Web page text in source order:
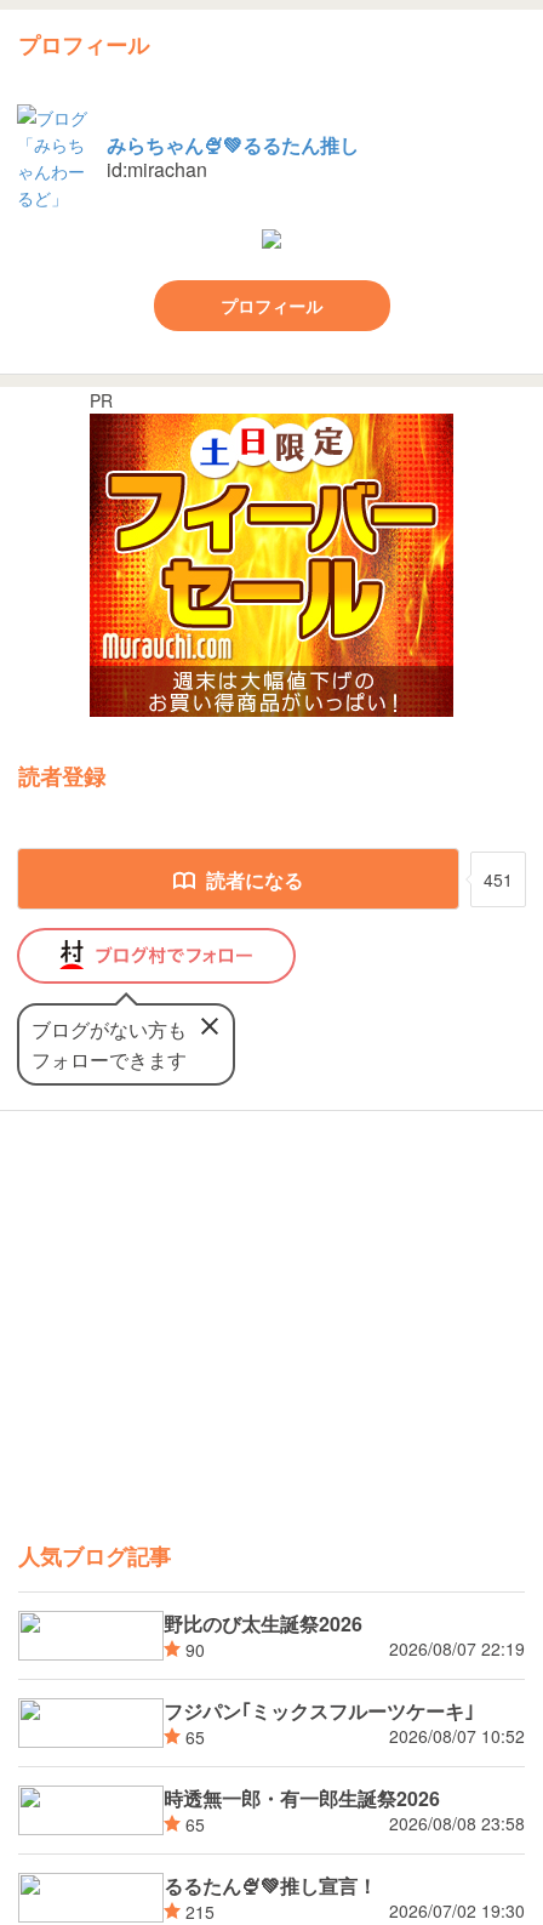
プロフィール
みらちゃん🍨💚るるたん推し
id:mirachan
プロフィール
PR
読者登録
読者になる 451
ブログがない方も
フォローできます
人気ブログ記事
野比のび太生誕祭2026
90 2026/08/07 22:19
フジパン｢ミックスフルーツケーキ｣
65 2026/08/07 10:52
時透無一郎・有一郎生誕祭2026
65 2026/08/08 23:58
るるたん🍨‪💚推し宣言！
215 2026/07/02 19:30